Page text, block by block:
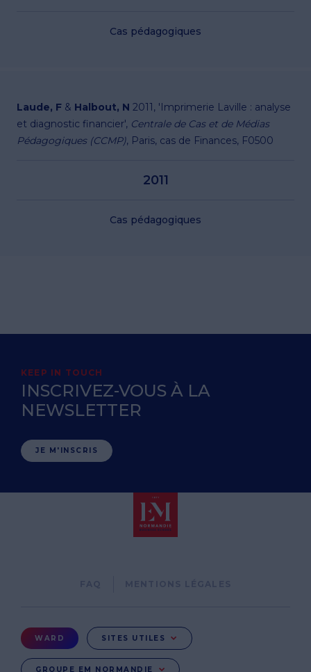
Cas pédagogiques
Laude, F & Halbout, N 2011, 'Imprimerie Laville : analyse
et diagnostic financier', Centrale de Cas et de Médias
Pédagogiques (CCMP), Paris, cas de Finances, F0500
2011
Cas pédagogiques
KEEP IN TOUCH
INSCRIVEZ-VOUS À LA
NEWSLETTER
JE M'INSCRIS
Menu
Ward
WARD SITES UTILES
GROUPE EM NORMANDIE